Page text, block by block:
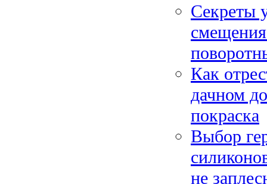
Секреты
Как
дачном
покраска
Выбор
не